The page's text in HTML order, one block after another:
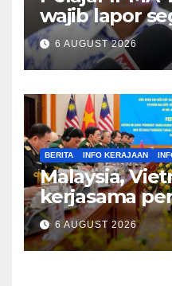
wajib lapor
Pengarah –
6 AUGUST 2026
BERITA INFO KERAJAAN
Malaysia,
kerjasama
bidang
AI,
Khaled
6 AUGUST 2026